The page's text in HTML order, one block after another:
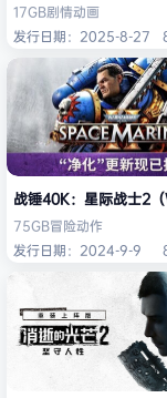
17GB剧情动画
发行日期：2025-8-27
战锤40K：星际战士2
75GB冒险动作
发行日期：2024-9-9